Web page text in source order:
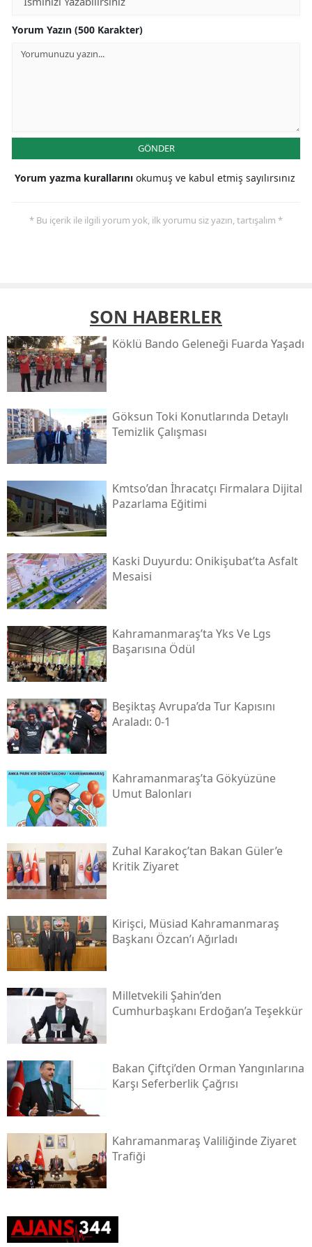
Yorum Yazın (500 Karakter)
GÖNDER
Yorum yazma kurallarını okumuş ve kabul etmiş sayılırsınız
* Bu içerik ile ilgili yorum yok, ilk yorumu siz yazın, tartışalım *
SON HABERLER
Köklü Bando Geleneği Fuarda Yaşadı
Göksun Toki̇ Konutlarında Detaylı
Temizlik Çalışması
Kmtso’dan İhracatçı Firmalara Dijital
Pazarlama Eğitimi
Kaski̇ Duyurdu: Onikişubat’ta Asfalt
Mesaisi
Kahramanmaraş’ta Yks Ve Lgs
Başarısına Ödül
Beşiktaş Avrupa’da Tur Kapısını
Araladı: 0-1
Kahramanmaraş’ta Gökyüzüne
Umut Balonları
Zuhal Karakoç’tan Bakan Güler’e
Kritik Ziyaret
Kirişci, Müsi̇ad Kahramanmaraş
Başkanı Özcan’ı Ağırladı
Milletvekili Şahin’den
Cumhurbaşkanı Erdoğan’a Teşekkür
Bakan Çiftçi’den Orman Yangınlarına
Karşı Seferberlik Çağrısı
Kahramanmaraş Valiliğinde Ziyaret
Trafiği